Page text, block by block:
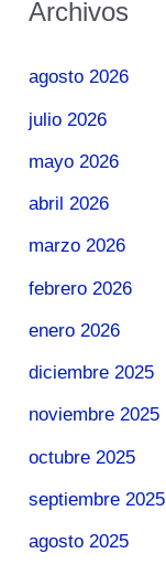
Archivos
agosto 2026
julio 2026
mayo 2026
abril 2026
marzo 2026
febrero 2026
enero 2026
diciembre 2025
noviembre 2025
octubre 2025
septiembre 2025
agosto 2025